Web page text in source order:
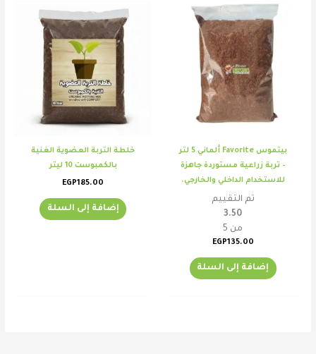
بيتموس Favorite ألماني 5 لتر
– تربة زراعية مستوردة جاهزة
للاستخدام الداخلي والخارجي.
تم التقييم
3.50
من 5
EGP135.00
إضافة إلى السلة
خلطة التربة العضوية الغنية
بالكمبوست 10 ليتر
EGP185.00
إضافة إلى السلة